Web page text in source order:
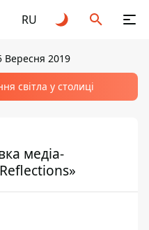
RU
Вересня 2019
світла у столиці
медіа-